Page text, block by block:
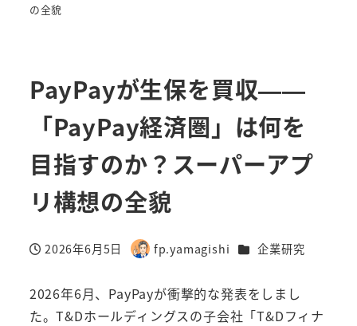
の全貌
PayPayが生保を買収——
「PayPay経済圏」は何を
目指すのか？スーパーアプ
リ構想の全貌
投稿日
2026年6月5日
著
fp.yamagishi カテゴリー
企業研究
2026年6月、PayPayが衝撃的な発表をしまし
た。T&Dホールディングスの子会社「T&Dフィナ